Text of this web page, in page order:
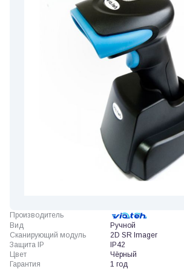
Производитель
Вид
Ручной
Сканирующий модуль
2D SR Imager
Защита IP
IP42
Цвет
Чёрный
Гарантия
1 год